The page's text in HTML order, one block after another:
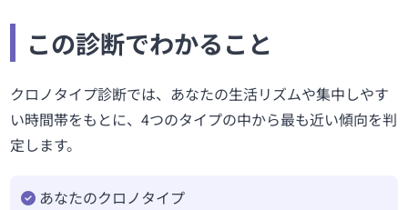
この診断でわかること
クロノタイプ診断では、あなたの生活リズムや集中しやす
い時間帯をもとに、4つのタイプの中から最も近い傾向を判
定します。
あなたのクロノタイプ